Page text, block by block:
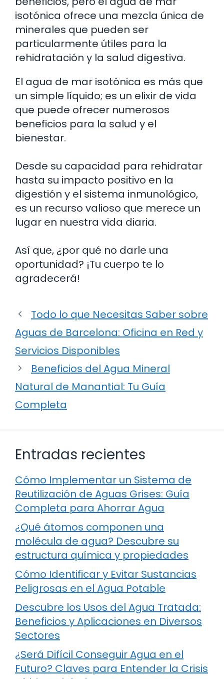
isotónica ofrece una mezcla única de
minerales que pueden ser
particularmente útiles para la
rehidratación y la salud digestiva.
El agua de mar isotónica es más que
un simple líquido; es un elixir de vida
que puede ofrecer numerosos
beneficios para la salud y el
bienestar.
Desde su capacidad para rehidratar
hasta su impacto positivo en la
digestión y el sistema inmunológico,
es un recurso valioso que merece un
lugar en nuestra vida diaria.
Así que, ¿por qué no darle una
oportunidad? ¡Tu cuerpo te lo
agradecerá!
Todo lo que Necesitas Saber sobre
Aguas de Barcelona: Oficina en Red y
Servicios Disponibles
Beneficios del Agua Mineral
Natural de Manantial: Tu Guía
Completa
Entradas recientes
Cómo Implementar un Sistema de
Reutilización de Aguas Grises: Guía
Completa para Ahorrar Agua
¿Qué átomos componen una
molécula de agua? Descubre su
estructura química y propiedades
Cómo Identificar y Evitar Sustancias
Peligrosas en el Agua Potable
Descubre los Usos del Agua Tratada:
Beneficios y Aplicaciones en Diversos
Sectores
¿Será Difícil Conseguir Agua en el
Futuro? Claves para Entender la Crisis